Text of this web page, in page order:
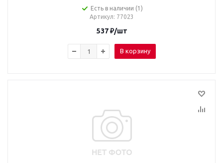
Есть в наличии (1)
Артикул: 77023
537₽/шт
В корзину